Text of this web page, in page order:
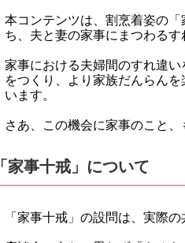
本コンテンツは、割烹着姿の
ち、夫と妻の家事にまつわる
家事における夫婦間のすれ違
をつくり、より家族だんらん
います。
さあ、この機会に家事のこと
「家事十戒」について
「家事十戒」の設問は、実際